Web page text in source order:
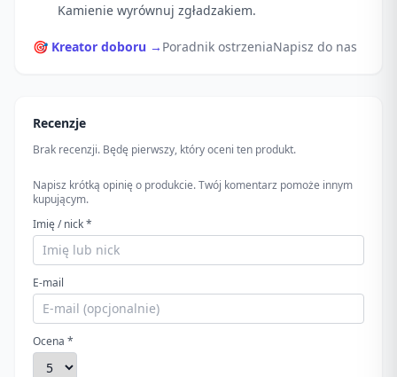
Kamienie wyrównuj zgładzakiem.
🎯 Kreator doboru → Poradnik ostrzeniaNapisz do nas
Recenzje
Brak recenzji. Będę pierwszy, który oceni ten produkt.
Napisz krótką opinię o produkcie. Twój komentarz pomoże innym
kupującym.
Imię / nick *
E-mail
Ocena *